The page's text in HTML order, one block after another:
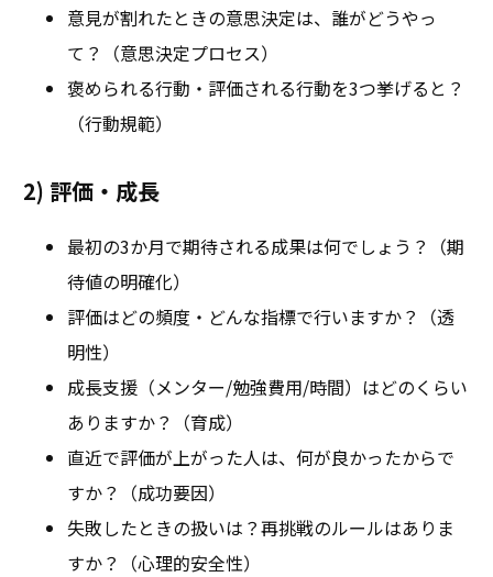
意見が割れたときの意思決定は、誰がどうやっ
て？（意思決定プロセス）
褒められる行動・評価される行動を3つ挙げると？
（行動規範）
2) 評価・成長
最初の3か月で期待される成果は何でしょう？（期
待値の明確化）
評価はどの頻度・どんな指標で行いますか？（透
明性）
成長支援（メンター/勉強費用/時間）はどのくらい
ありますか？（育成）
直近で評価が上がった人は、何が良かったからで
すか？（成功要因）
失敗したときの扱いは？再挑戦のルールはありま
すか？（心理的安全性）